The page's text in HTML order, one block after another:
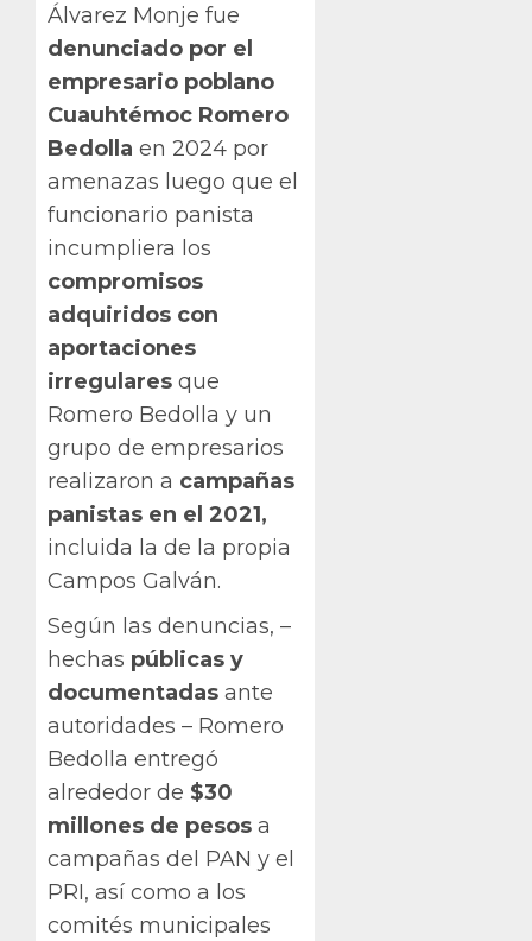
Álvarez Monje fue
denunciado por el
empresario poblano
Cuauhtémoc Romero
Bedolla en 2024 por
amenazas luego que el
funcionario panista
incumpliera los
compromisos
adquiridos con
aportaciones
irregulares que
Romero Bedolla y un
grupo de empresarios
realizaron a campañas
panistas en el 2021,
incluida la de la propia
Campos Galván.
Según las denuncias, –
hechas públicas y
documentadas ante
autoridades – Romero
Bedolla entregó
alrededor de $30
millones de pesos a
campañas del PAN y el
PRI, así como a los
comités municipales